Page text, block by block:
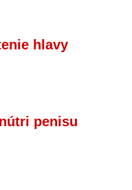
hlavy
penisu